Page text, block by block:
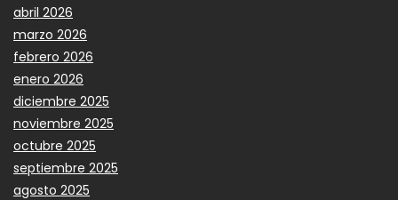
abril 2026
marzo 2026
febrero 2026
enero 2026
diciembre 2025
noviembre 2025
octubre 2025
septiembre 2025
agosto 2025